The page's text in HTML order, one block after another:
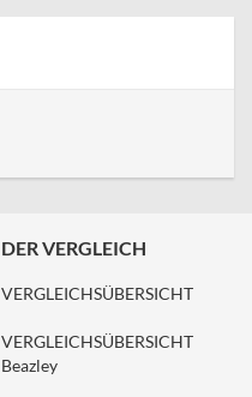
DER VERGLEICH
VERGLEICHSÜBERSICHT
VERGLEICHSÜBERSICHT
Beazley